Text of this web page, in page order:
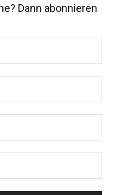
Dann abonnieren